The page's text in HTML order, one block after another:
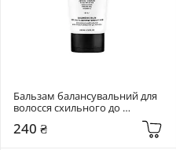
Бальзам балансувальний для
волосся схильного до
жирності Triology. Sebobalance
200 мл
240 ₴